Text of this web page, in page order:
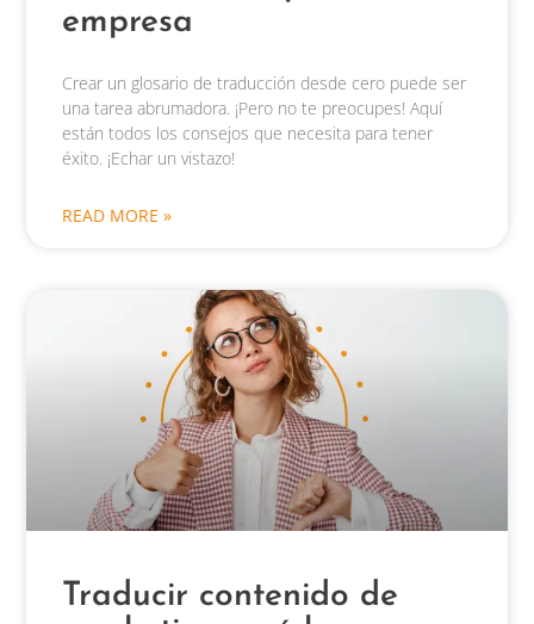
empresa
Crear un glosario de traducción desde cero puede ser
una tarea abrumadora. ¡Pero no te preocupes! Aquí
están todos los consejos que necesita para tener
éxito. ¡Echar un vistazo!
READ MORE »
Traducir contenido de